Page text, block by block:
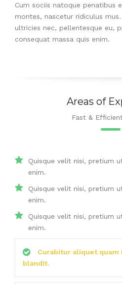
Cum sociis natoque penatibus
montes, nascetur ridiculus
ultricies nec, pellentesque eu,
consequat massa quis enim.
Areas of
Fast &
Quisque velit nisi, pretium
enim.
Quisque velit nisi, pretium
enim.
Quisque velit nisi, pretium
enim.
Curabitur aliquet quam
blandit.